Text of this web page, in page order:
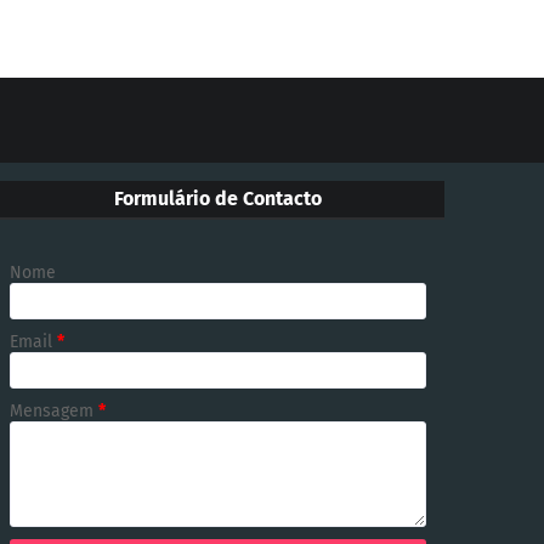
Formulário de Contacto
Nome
Email *
Mensagem *